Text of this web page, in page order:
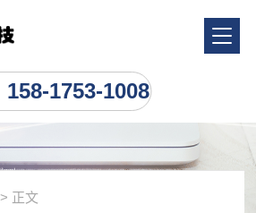
158-1753-1008
> 正文